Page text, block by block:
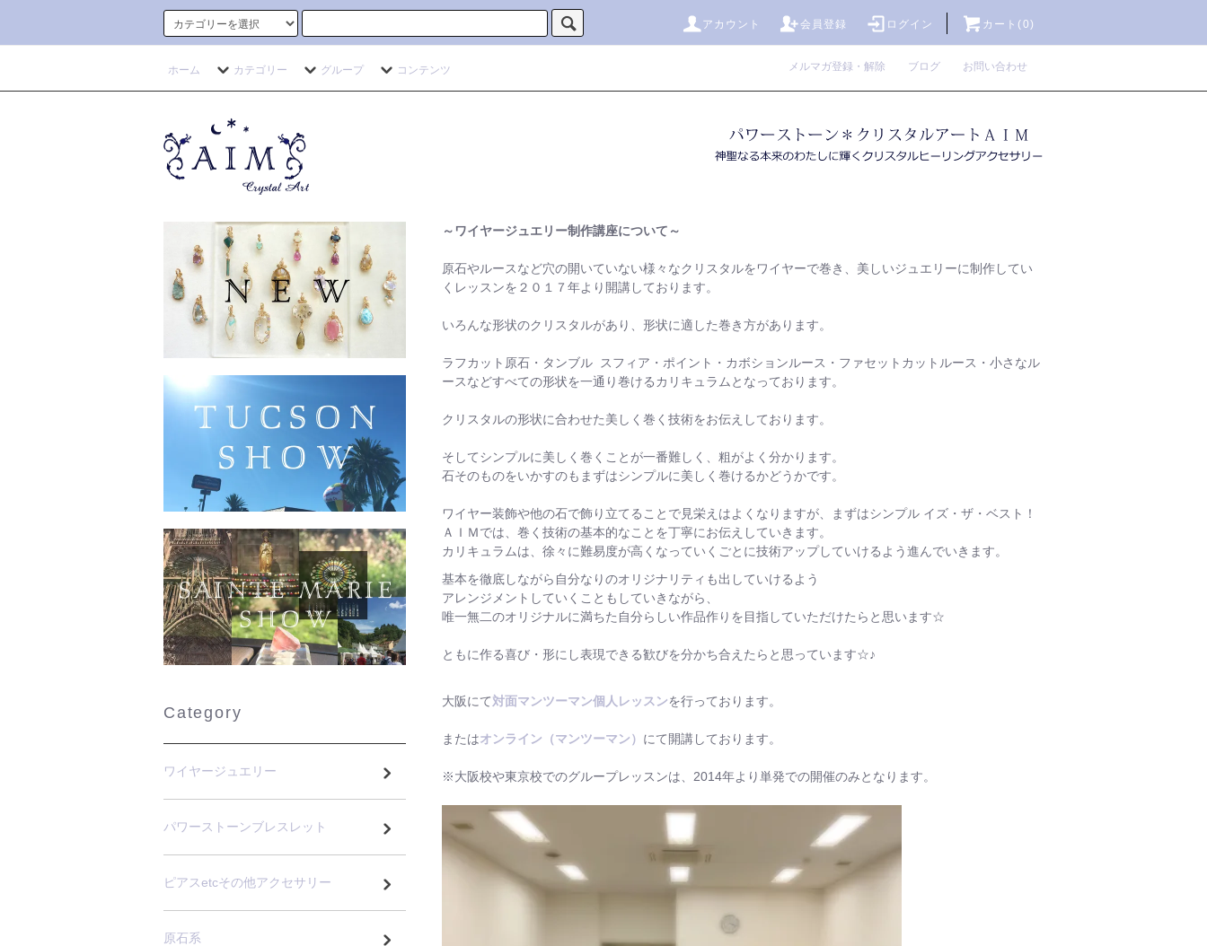
アカウント 会員登録 ログイン カート(0)
ホーム カテゴリー グループ コンテンツ メルマガ登録・解除 ブログ お問い合わせ
～ワイヤージュエリー制作講座について～
原石やルースなど穴の開いていない様々なクリスタルをワイヤーで巻き、美しいジュエリーに制作してい
くレッスンを２０１７年より開講しております。
いろんな形状のクリスタルがあり、形状に適した巻き方があります。
ラフカット原石・タンブル スフィア・ポイント・カボションルース・ファセットカットルース・小さなル
ースなどすべての形状を一通り巻けるカリキュラムとなっております。
クリスタルの形状に合わせた美しく巻く技術をお伝えしております。
そしてシンプルに美しく巻くことが一番難しく、粗がよく分かります。
石そのものをいかすのもまずはシンプルに美しく巻けるかどうかです。
ワイヤー装飾や他の石で飾り立てることで見栄えはよくなりますが、まずはシンプル イズ・ザ・ベスト！
ＡＩＭでは、巻く技術の基本的なことを丁寧にお伝えしていきます。
カリキュラムは、徐々に難易度が高くなっていくごとに技術アップしていけるよう進んでいきます。
基本を徹底しながら自分なりのオリジナリティも出していけるよう
アレンジメントしていくこともしていきながら、
唯一無二のオリジナルに満ちた自分らしい作品作りを目指していただけたらと思います☆
ともに作る喜び・形にし表現できる歓びを分かち合えたらと思っています☆♪
大阪にて対面マンツーマン個人レッスンを行っております。
またはオンライン（マンツーマン） にて開講しております。
※大阪校や東京校でのグループレッスンは、2014年より単発での開催のみとなります。
Category
ワイヤージュエリー
パワーストーンブレスレット
ピアスetcその他アクセサリー
原石系